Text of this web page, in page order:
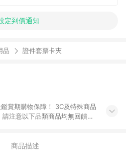
定到價通知
品 證件套票卡夾
賞期購物保障！ 3C及特殊商品
[2024/6/1起適用] -內接硬
商品描述